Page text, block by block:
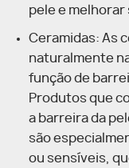
pele e melhorar
Ceramidas: As
naturalmente
função de
Produtos que
a barreira da
são
ou sensíveis,